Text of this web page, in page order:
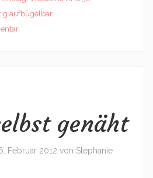
aufbügelbar
genäht
Februar 2012 von Stephanie